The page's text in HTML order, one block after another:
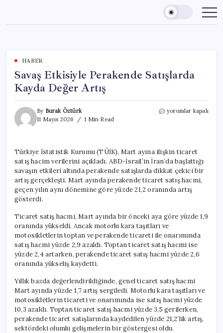
content
HABER
Savaş Etkisiyle Perakende Satışlarda
Kayda Değer Artış
By Burak Öztürk
11 Mayıs 2026
1 Min Read
Savaş
Değer
Artış
için
yorumlar kapalı
Türkiye İstatistik Kurumu (TÜİK), Mart ayına ilişkin ticaret
satış hacim verilerini açıkladı. ABD-İsrail’in İran’da başlattığı
savaşın etkileri altında perakende satışlarda dikkat çekici bir
artış gerçekleşti. Mart ayında perakende ticaret satış hacmi,
geçen yılın aynı dönemine göre yüzde 21,2 oranında artış
gösterdi.
Ticaret satış hacmi, Mart ayında bir önceki aya göre yüzde 1,9
oranında yükseldi. Ancak motorlu kara taşıtları ve
motosikletlerin toptan ve perakende ticareti ile onarımında
satış hacmi yüzde 2,9 azaldı. Toptan ticaret satış hacmi ise
yüzde 2,4 artarken, perakende ticaret satış hacmi yüzde 2,6
oranında yükseliş kaydetti.
Yıllık bazda değerlendirildiğinde, genel ticaret satış hacmi
Mart ayında yüzde 1,7 artış sergiledi. Motorlu kara taşıtları ve
motosikletlerin ticareti ve onarımında ise satış hacmi yüzde
10,3 azaldı. Toptan ticaret satış hacmi yüzde 3,5 gerilerken,
perakende ticaret satışlarında kaydedilen yüzde 21,2’lik artış,
sektördeki olumlu gelişmelerin bir göstergesi oldu.